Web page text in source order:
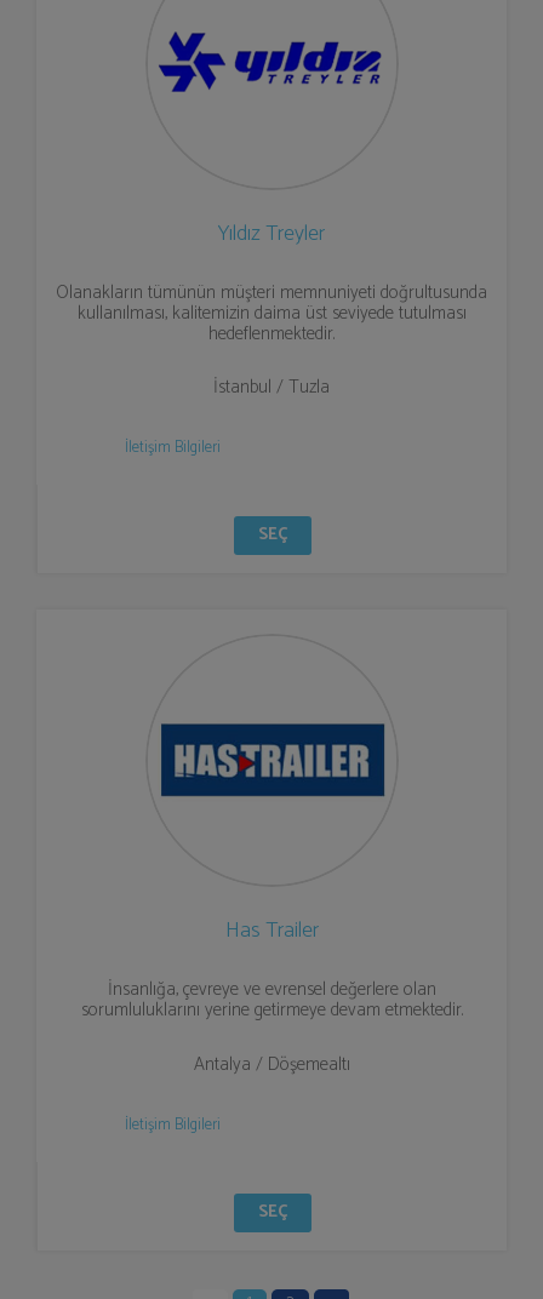
Yıldız Treyler
Olanakların tümünün müşteri memnuniyeti doğrultusunda
kullanılması, kalitemizin daima üst seviyede tutulması
hedeflenmektedir.
İstanbul / Tuzla
İletişim Bilgileri
SEÇ
Has Trailer
İnsanlığa, çevreye ve evrensel değerlere olan
sorumluluklarını yerine getirmeye devam etmektedir.
Antalya / Döşemealtı
İletişim Bilgileri
SEÇ